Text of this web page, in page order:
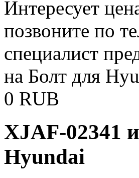
Интересует
позвоните по
специалист
на Болт для
0 RUB
XJAF-02341
Hyundai